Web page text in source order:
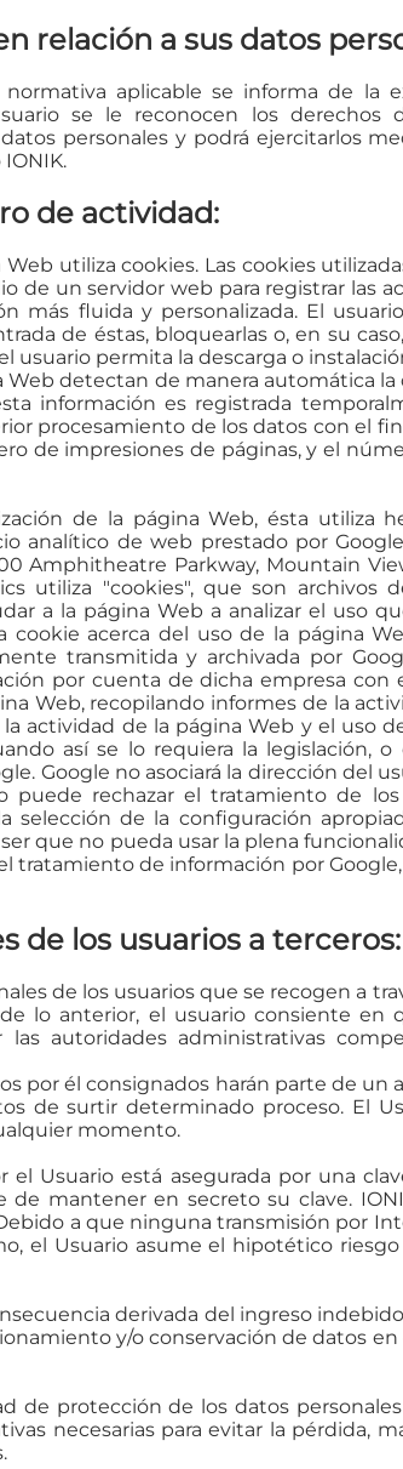
relación a sus datos
aplicable se informa de la
se le reconocen los derechos
personales y podrá ejercitarlos
de actividad:
utiliza cookies. Las cookies
de un servidor web para registrar las
más fluida y personalizada. El
de éstas, bloquearlas o, en su
usuario permita la descarga o
Web detectan de manera automática
información es registrada
procesamiento de los datos con el
de impresiones de páginas, y el
de la página Web, ésta utiliza
analítico de web prestado por
Amphitheatre Parkway, Mountain
utiliza "cookies", que son archivos
a la página Web a analizar el uso
cookie acerca del uso de la página
transmitida y archivada por
por cuenta de dicha empresa con
Web, recopilando informes de la
actividad de la página Web y el uso
así se lo requiera la legislación,
Google no asociará la dirección del
puede rechazar el tratamiento de
selección de la configuración
que no pueda usar la plena
tratamiento de información por Google,
de los usuarios a terceros:
de los usuarios que se recogen a
lo anterior, el usuario consiente en
las autoridades administrativas
por él consignados harán parte de un
de surtir determinado proceso. El
momento.
el Usuario está asegurada por una
de mantener en secreto su clave.
a que ninguna transmisión por
el Usuario asume el hipotético
derivada del ingreso
y/o conservación de datos
de protección de los datos
necesarias para evitar la pérdida,